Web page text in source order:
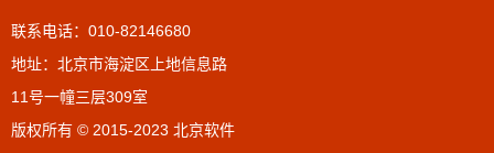
联系电话：010-82146680
地址：北京市海淀区上地信息路
11号一幢三层309室
版权所有 © 2015-2023 北京软件